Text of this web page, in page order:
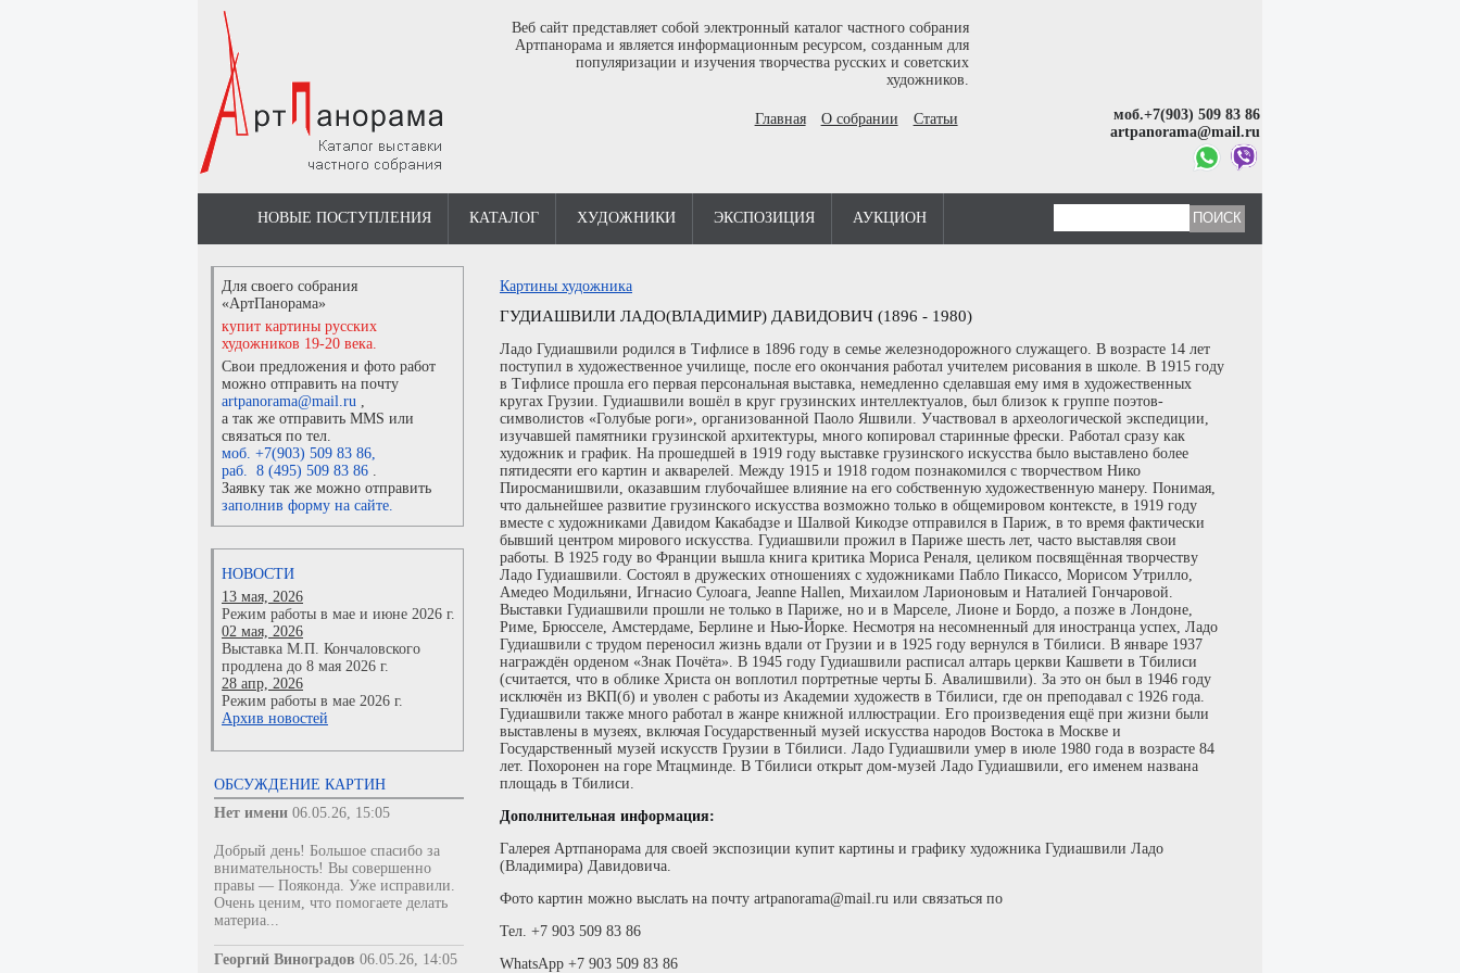
Веб сайт представляет собой электронный каталог частного собрания
Артпанорама и является информационным ресурсом, созданным для
популяризации и изучения творчества русских и советских
художников.
Главная О собрании Статьи
моб.+7(903) 509 83 86
artpanorama@mail.ru
НОВЫЕ ПОСТУПЛЕНИЯ КАТАЛОГ ХУДОЖНИКИ ЭКСПОЗИЦИЯ АУКЦИОН
Для своего собрания
«АртПанорама»
купит картины русских
художников 19-20 века.
Свои предложения и фото работ
можно отправить на почту
artpanorama@mail.ru ,
а так же отправить MMS или
связаться по тел.
моб. +7(903) 509 83 86,
раб. 8 (495) 509 83 86 .
Заявку так же можно отправить
заполнив форму на сайте.
НОВОСТИ
13 мая, 2026
Режим работы в мае и июне 2026 г.
02 мая, 2026
Выставка М.П. Кончаловского
продлена до 8 мая 2026 г.
28 апр, 2026
Режим работы в мае 2026 г.
Архив новостей
ОБСУЖДЕНИЕ КАРТИН
Нет имени 06.05.26, 15:05
Добрый день! Большое спасибо за
внимательность! Вы совершенно
правы — Пояконда. Уже исправили.
Очень ценим, что помогаете делать
материа...
Георгий Виноградов 06.05.26, 14:05
Картины художника
ГУДИАШВИЛИ ЛАДО(ВЛАДИМИР) ДАВИДОВИЧ (1896 - 1980)
Ладо Гудиашвили родился в Тифлисе в 1896 году в семье железнодорожного служащего. В возрасте 14 лет
поступил в художественное училище, после его окончания работал учителем рисования в школе. В 1915 году
в Тифлисе прошла его первая персональная выставка, немедленно сделавшая ему имя в художественных
кругах Грузии. Гудиашвили вошёл в круг грузинских интеллектуалов, был близок к группе поэтов-
символистов «Голубые роги», организованной Паоло Яшвили. Участвовал в археологической экспедиции,
изучавшей памятники грузинской архитектуры, много копировал старинные фрески. Работал сразу как
художник и график. На прошедшей в 1919 году выставке грузинского искусства было выставлено более
пятидесяти его картин и акварелей. Между 1915 и 1918 годом познакомился с творчеством Нико
Пиросманишвили, оказавшим глубочайшее влияние на его собственную художественную манеру. Понимая,
что дальнейшее развитие грузинского искусства возможно только в общемировом контексте, в 1919 году
вместе с художниками Давидом Какабадзе и Шалвой Кикодзе отправился в Париж, в то время фактически
бывший центром мирового искусства. Гудиашвили прожил в Париже шесть лет, часто выставляя свои
работы. В 1925 году во Франции вышла книга критика Мориса Реналя, целиком посвящённая творчеству
Ладо Гудиашвили. Состоял в дружеских отношениях с художниками Пабло Пикассо, Морисом Утрилло,
Амедео Модильяни, Игнасио Сулоага, Jeanne Hallen, Михаилом Ларионовым и Наталией Гончаровой.
Выставки Гудиашвили прошли не только в Париже, но и в Марселе, Лионе и Бордо, а позже в Лондоне,
Риме, Брюсселе, Амстердаме, Берлине и Нью-Йорке. Несмотря на несомненный для иностранца успех, Ладо
Гудиашвили с трудом переносил жизнь вдали от Грузии и в 1925 году вернулся в Тбилиси. В январе 1937
награждён орденом «Знак Почёта». В 1945 году Гудиашвили расписал алтарь церкви Кашвети в Тбилиси
(считается, что в облике Христа он воплотил портретные черты Б. Авалишвили). За это он был в 1946 году
исключён из ВКП(б) и уволен с работы из Академии художеств в Тбилиси, где он преподавал с 1926 года.
Гудиашвили также много работал в жанре книжной иллюстрации. Его произведения ещё при жизни были
выставлены в музеях, включая Государственный музей искусства народов Востока в Москве и
Государственный музей искусств Грузии в Тбилиси. Ладо Гудиашвили умер в июле 1980 года в возрасте 84
лет. Похоронен на горе Мтацминде. В Тбилиси открыт дом-музей Ладо Гудиашвили, его именем названа
площадь в Тбилиси.
Дополнительная информация:
Галерея Артпанорама для своей экспозиции купит картины и графику художника Гудиашвили Ладо
(Владимира) Давидовича.
Фото картин можно выслать на почту artpanorama@mail.ru или связаться по
Тел. +7 903 509 83 86
WhatsApp +7 903 509 83 86